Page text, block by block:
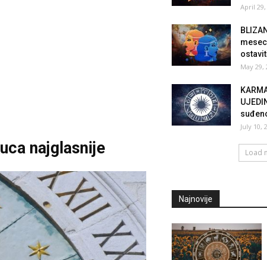
najglasnije
April 29,
May 29,
July 10,
Load
Najnovije